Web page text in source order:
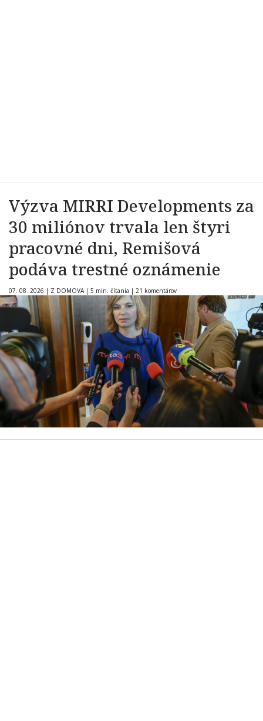
Výzva MIRRI Developments za
30 miliónov trvala len štyri
pracovné dni, Remišová
podáva trestné oznámenie
07. 08. 2026 | Z DOMOVA | 5 min. čítania | 21 komentárov